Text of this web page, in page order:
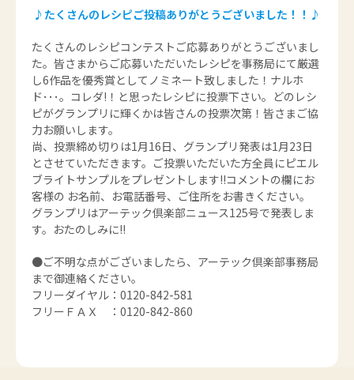
♪たくさんのレシピご投稿ありがとうございました！！♪
たくさんのレシピコンテストご応募ありがとうございまし
た。皆さまからご応募いただいたレシピを事務局にて厳選
し6作品を優秀賞としてノミネート致しました！ナルホ
ド･･･。コレダ!！と思ったレシピに投票下さい。どのレシ
ピがグランプリに輝くかは皆さんの投票次第！皆さまご協
力お願いします。
尚、投票締め切りは1月16日、グランプリ発表は1月23日
とさせていただきます。ご投票いただいた方全員にピエル
ブライトサンプルをプレゼントします!!コメントの欄にお
客様の お名前、お電話番号、ご住所をお書きください。
グランプリはアーテック倶楽部ニュース125号で発表しま
す。おたのしみに!!
●ご不明な点がございましたら、アーテック倶楽部事務局
まで御連絡ください。
フリーダイヤル：0120-842-581
フリーＦＡＸ ：0120-842-860